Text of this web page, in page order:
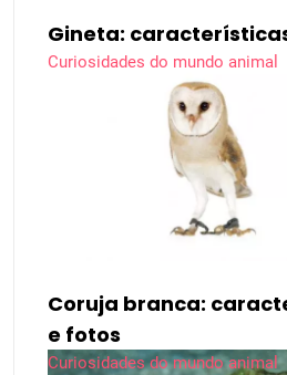
Gineta:
Curiosidades do mundo animal
Coruja branca:
e fotos
Curiosidades do mundo animal